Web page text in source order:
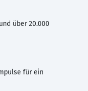
über 20.000
für ein